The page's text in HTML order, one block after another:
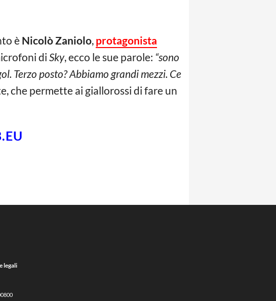
è Nicolò Zaniolo, protagonista
di Sky, ecco le sue parole: “sono
Terzo posto? Abbiamo grandi mezzi. Ce
che permette ai giallorossi di fare un
legali